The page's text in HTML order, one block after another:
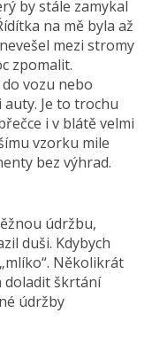
by stále zamykal
na mě byla až
mezi stromy
zpomalit.
vozu nebo
Je to trochu
i v blátě velmi
vzorku mile
bez výhrad.
údržbu,
duši. Kdybych
Několikrát
doladit škrtání
údržby